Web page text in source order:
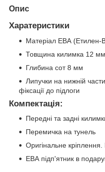
Опис
Харатеристики
Матеріал ЕВА (Етилен-
Товщина килимка 12 мм
Глибина сот 8 мм
Липучки на нижній
фіксації до підлоги
Компектація:
Передні та задні
Перемичка на тунель
Оригінальне
ЕВА підп'ятник в